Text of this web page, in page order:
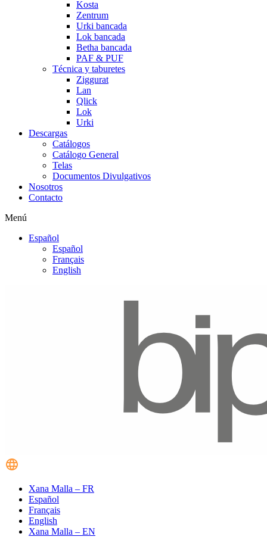
Kosta
Zentrum
Urki bancada
Lok bancada
Betha bancada
PAF & PUF
Técnica y taburetes
Ziggurat
Lan
Qlick
Lok
Urki
Descargas
Catálogos
Catálogo General
Telas
Documentos Divulgativos
Nosotros
Contacto
Menú
Español
Español
Français
English
Xana Malla – FR
Español
Français
English
Xana Malla – EN